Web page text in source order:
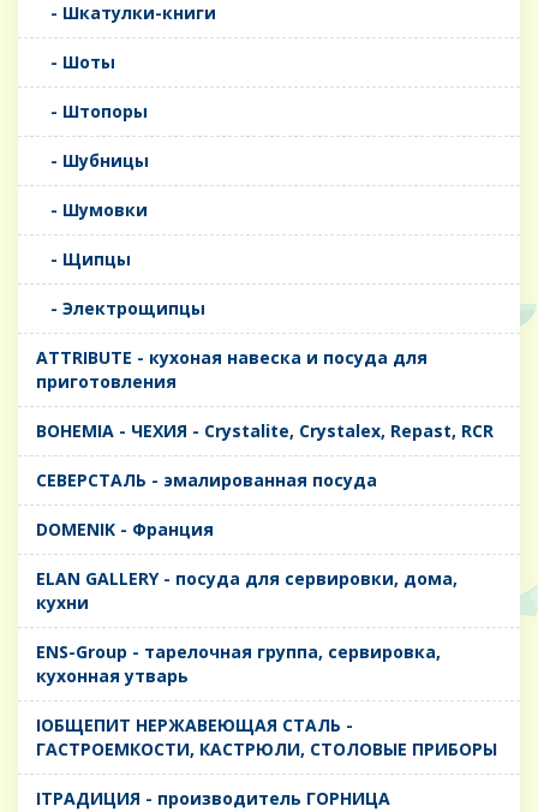
- Шкатулки-книги
- Шоты
- Штопоры
- Шубницы
- Шумовки
- Щипцы
- Электрощипцы
ATTRIBUTE - кухоная навеска и посуда для
приготовления
BOHEMIA - ЧЕХИЯ - Crystalite, Crystalex, Repast, RCR
CЕВЕРСТАЛЬ - эмалированная посуда
DOMENIK - Франция
ELAN GALLERY - посуда для сервировки, дома,
кухни
ENS-Group - тарелочная группа, сервировка,
кухонная утварь
IОБЩЕПИТ НЕРЖАВЕЮЩАЯ СТАЛЬ -
ГАСТРОЕМКОСТИ, КАСТРЮЛИ, СТОЛОВЫЕ ПРИБОРЫ
IТРАДИЦИЯ - производитель ГОРНИЦА